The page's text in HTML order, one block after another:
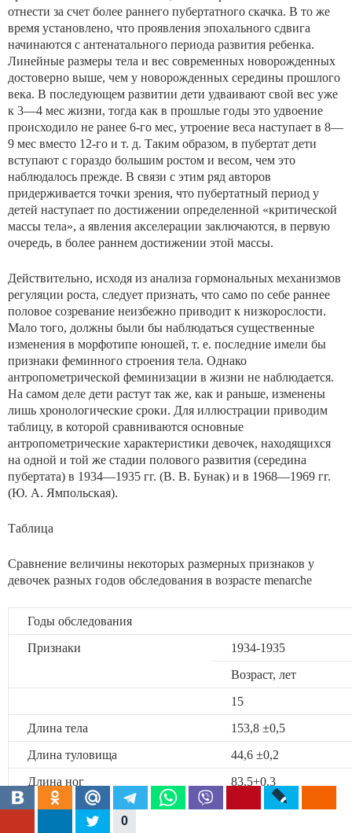
отнести за счет более раннего пубертатного скачка. В то же
время установлено, что проявления эпохального сдвига
начинаются с антенатального периода развития ребенка.
Линейные размеры тела и вес совре­менных новорожденных
достоверно выше, чем у новорожденных середины прошлого
века. В последующем разви­тии дети удваивают свой вес уже
к 3—4 мес жизни, тогда как в прошлые годы это удвоение
происходило не ранее 6-го мес, утроение веса наступает в 8—
9 мес вместо 12-го и т. д. Таким образом, в пубертат дети
вступают с гораз­до большим ростом и весом, чем это
наблюдалось прежде. В связи с этим ряд авторов
придерживается точки зрения, что пубертатный период у
детей наступает по до­стижении определенной «критической
массы тела», а яв­ления акселерации заключаются, в первую
очередь, в бо­лее раннем достижении этой массы.
Действительно, исходя из анализа гормональных механизмов
регуляции роста, следует признать, что само по себе раннее
половое созревание неизбежно приводит к низкорослости.
Мало того, должны были бы наблюдать­ся существенные
изменения в морфотипе юношей, т. е. последние имели бы
признаки феминного строения тела. Однако
антропометрической феминизации в жизни не наблюдается.
На самом деле дети растут так же, как и раньше, изменены
лишь хронологические сроки. Для иллюстрации приводим
таблицу, в которой сравниваются основные
антропометрические характеристики девочек, находящихся
на одной и той же стадии полового разви­тия (середина
пубертата) в 1934—1935 гг. (В. В. Бунак) и в 1968—1969 гг.
(Ю. А. Ямпольская).
Таблица
Сравнение величины некоторых размерных признаков у
девочек разных годов обследования в возрасте menarche
Годы обследования
Признаки
1934-1935
Возраст, лет
15
Длина тела
153,8 ±0,5
Длина туловища
44,6 ±0,2
Длина ног
83,5+0,3
Плечевой размер
33,3 ±0,1
0